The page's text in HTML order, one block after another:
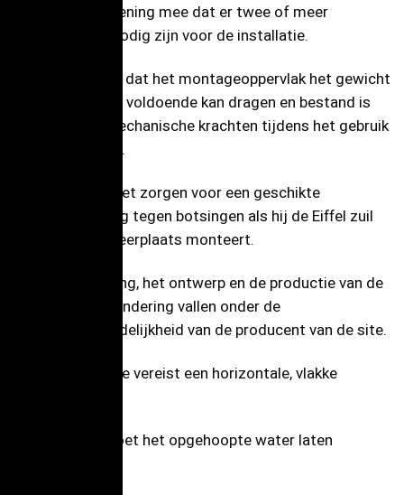
Houd er rekening mee dat er twee of meer
operators nodig zijn voor de installatie.
Zorg ervoor dat het montageoppervlak het gewicht
van de lader voldoende kan dragen en bestand is
tegen de mechanische krachten tijdens het gebruik
van de lader.
De klant moet zorgen voor een geschikte
bescherming tegen botsingen als hij de Eiffel zuil
op een parkeerplaats monteert.
De berekening, het ontwerp en de productie van de
betonnen fundering vallen onder de
verantwoordelijkheid van de producent van de site.
De installatie vereist een horizontale, vlakke
De basis moet het opgehoopte water laten